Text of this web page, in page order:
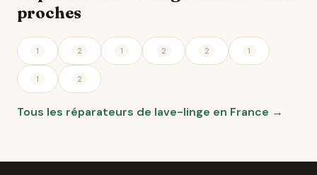
proches
1 2 1 2 2 1
1 2
Tous les réparateurs de lave-linge en France →